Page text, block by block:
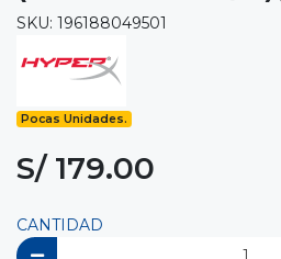
SKU: 196188049501
Pocas Unidades.
S/ 179.00
CANTIDAD